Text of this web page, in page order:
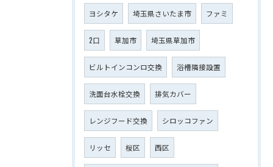
ヨシタケ 埼玉県さいたま市 ファミ
2口 草加市 埼玉県草加市
ビルトインコンロ交換 浴槽隣接設置
洗面台水栓交換 排気カバー
レンジフード交換 シロッコファン
リッセ 桜区 西区